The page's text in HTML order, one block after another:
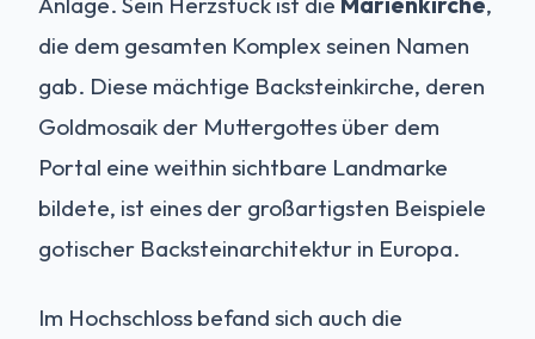
die dem gesamten Komplex seinen Namen
gab. Diese mächtige Backsteinkirche, deren
Goldmosaik der Muttergottes über dem
Portal eine weithin sichtbare Landmarke
bildete, ist eines der großartigsten Beispiele
gotischer Backsteinarchitektur in Europa.
Im Hochschloss befand sich auch die